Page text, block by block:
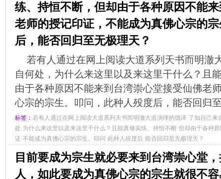
练、持恒不断，但却由于各种原因不能
老师的授记印证，不能成为真佛心宗的
后，能否回归至无极理天？
若有人通过在网上阅读大道系列天书而明澈
自何处，为什么来这里以及来这里干什么？且
由于各种原因不能来到台湾崇心堂接受仙佛老
心宗的宗生。叩问，此种人殁度后，能否回归
标签： 若有人通过在网上阅读大道系列天书而明澈大道演绎的德泽 了知自己来
处 为什么来这里以及来这里干什么？且能真修实练、持恒不断 但却由于各种
证 不能成为真佛心宗的宗生。叩问 此种人殁度后 能否回归至无极理天？
目前要成为宗生就必要来到台湾崇心堂
人，如此要成为真佛心宗的宗生就很不